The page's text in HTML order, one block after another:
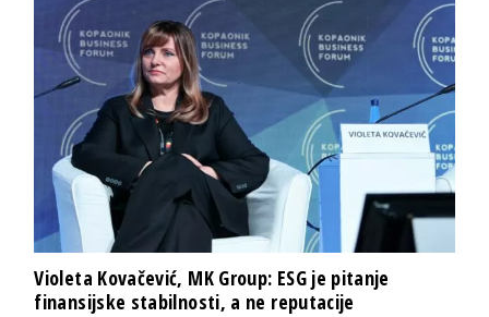
Violeta Kovačević, MK Group: ESG je pitanje
finansijske stabilnosti, a ne reputacije